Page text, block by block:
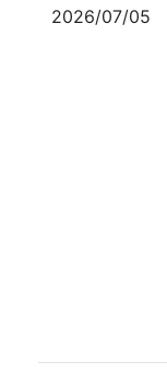
2026/07/05